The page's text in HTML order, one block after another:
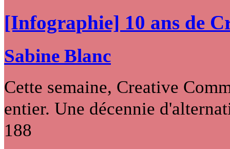
[Infographie] 10 ans de
Sabine Blanc
Cette semaine, Creative
entier. Une décennie
188